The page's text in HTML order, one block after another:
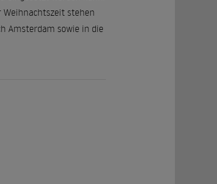
Weihnachtszeit stehen
Amsterdam sowie in die